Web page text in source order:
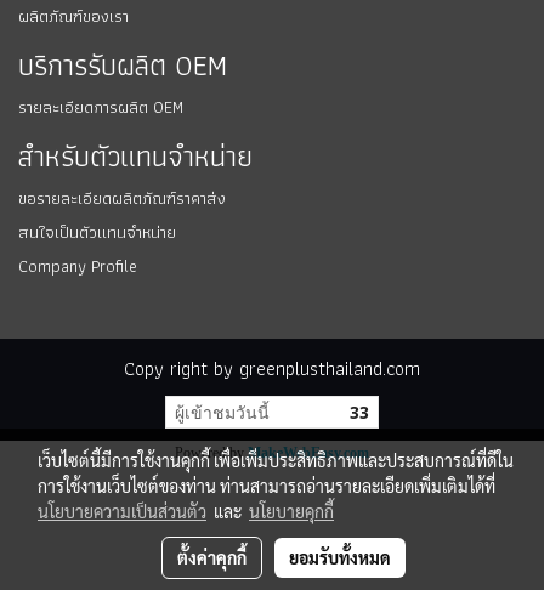
ผลิตภัณฑ์ของเรา
บริการรับผลิต OEM
รายละเอียดการผลิต OEM
สำหรับตัวแทนจำหน่าย
ขอรายละเอียดผลิตภัณฑ์ราคาส่ง
สนใจเป็นตัวแทนจำหน่าย
Company Profile
Copy right by greenplusthailand.com
ผู้เข้าชมวันนี้ 33
Powered byMakeWebEasy.com
เว็บไซต์นี้มีการใช้งานคุกกี้ เพื่อเพิ่มประสิทธิภาพและประสบการณ์ที่ดีใน
การใช้งานเว็บไซต์ของท่าน ท่านสามารถอ่านรายละเอียดเพิ่มเติมได้ที่
นโยบายความเป็นส่วนตัว และ นโยบายคุกกี้
ตั้งค่าคุกกี้ ยอมรับทั้งหมด